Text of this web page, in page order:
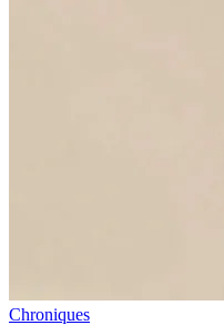
Chroniques